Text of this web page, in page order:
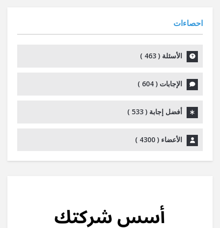
احصاءات
الأسئلة ( 463
)
الإجابات ( 604
)
أفضل إجابة ( 533
)
الأعضاء ( 4300
)